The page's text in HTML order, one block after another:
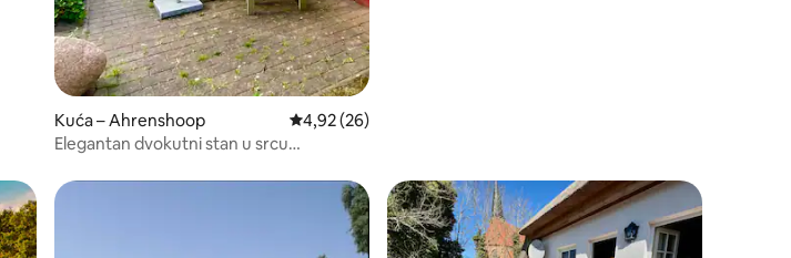
Kuća – Ahrenshoop Prosječna ocjena: 4,92/5, recenzija: 26
4,92 (26)
Elegantan dvokutni stan u srcu